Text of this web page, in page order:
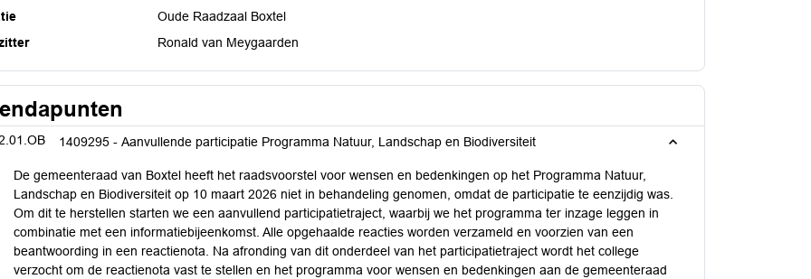
Oude Raadzaal Boxtel
Ronald van Meygaarden
1409295 - Aanvullende participatie Programma Natuur, Landschap en Biodiversiteit
De gemeenteraad van Boxtel heeft het raadsvoorstel voor wensen en bedenkingen op het Programma Natuur,
Landschap en Biodiversiteit op 10 maart 2026 niet in behandeling genomen, omdat de participatie te eenzijdig was.
Om dit te herstellen starten we een aanvullend participatietraject, waarbij we het programma ter inzage leggen in
combinatie met een informatiebijeenkomst. Alle opgehaalde reacties worden verzameld en voorzien van een
beantwoording in een reactienota. Na afronding van dit onderdeel van het participatietraject wordt het college
verzocht om de reactienota vast te stellen en het programma voor wensen en bedenkingen aan de gemeenteraad